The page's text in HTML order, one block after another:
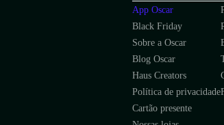
App Oscar
Black Friday
Sobre a Oscar
Blog Oscar
Haus Creators
Política de privacidade
Cartão presente